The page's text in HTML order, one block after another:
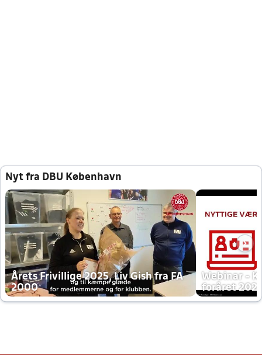
Nyt fra DBU København
Årets Frivillige 2025, Liv Gish fra FA
2000
Webinar -
foråret